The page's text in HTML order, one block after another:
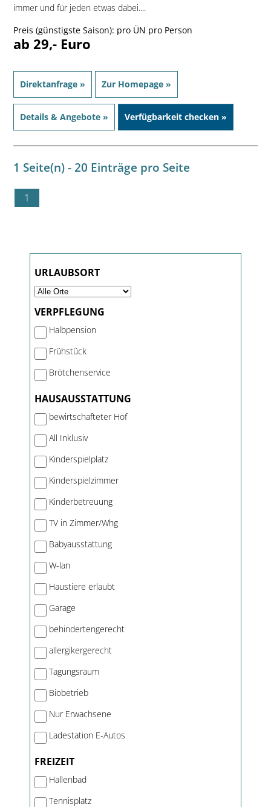
immer und für jeden etwas dabei....
Preis (günstigste Saison): pro ÜN pro Person
ab 29,- Euro
Direktanfrage » Zur Homepage »
Details & Angebote » Verfügbarkeit checken »
1 Seite(n) - 20 Einträge pro Seite
1
URLAUBSORT
VERPFLEGUNG
Halbpension
Frühstück
Brötchenservice
HAUSAUSSTATTUNG
bewirtschafteter Hof
All Inklusiv
Kinderspielplatz
Kinderspielzimmer
Kinderbetreuung
TV in Zimmer/Whg
Babyausstattung
W-lan
Haustiere erlaubt
Garage
behindertengerecht
allergikergerecht
Tagungsraum
Biobetrieb
Nur Erwachsene
Ladestation E-Autos
FREIZEIT
Hallenbad
Tennisplatz